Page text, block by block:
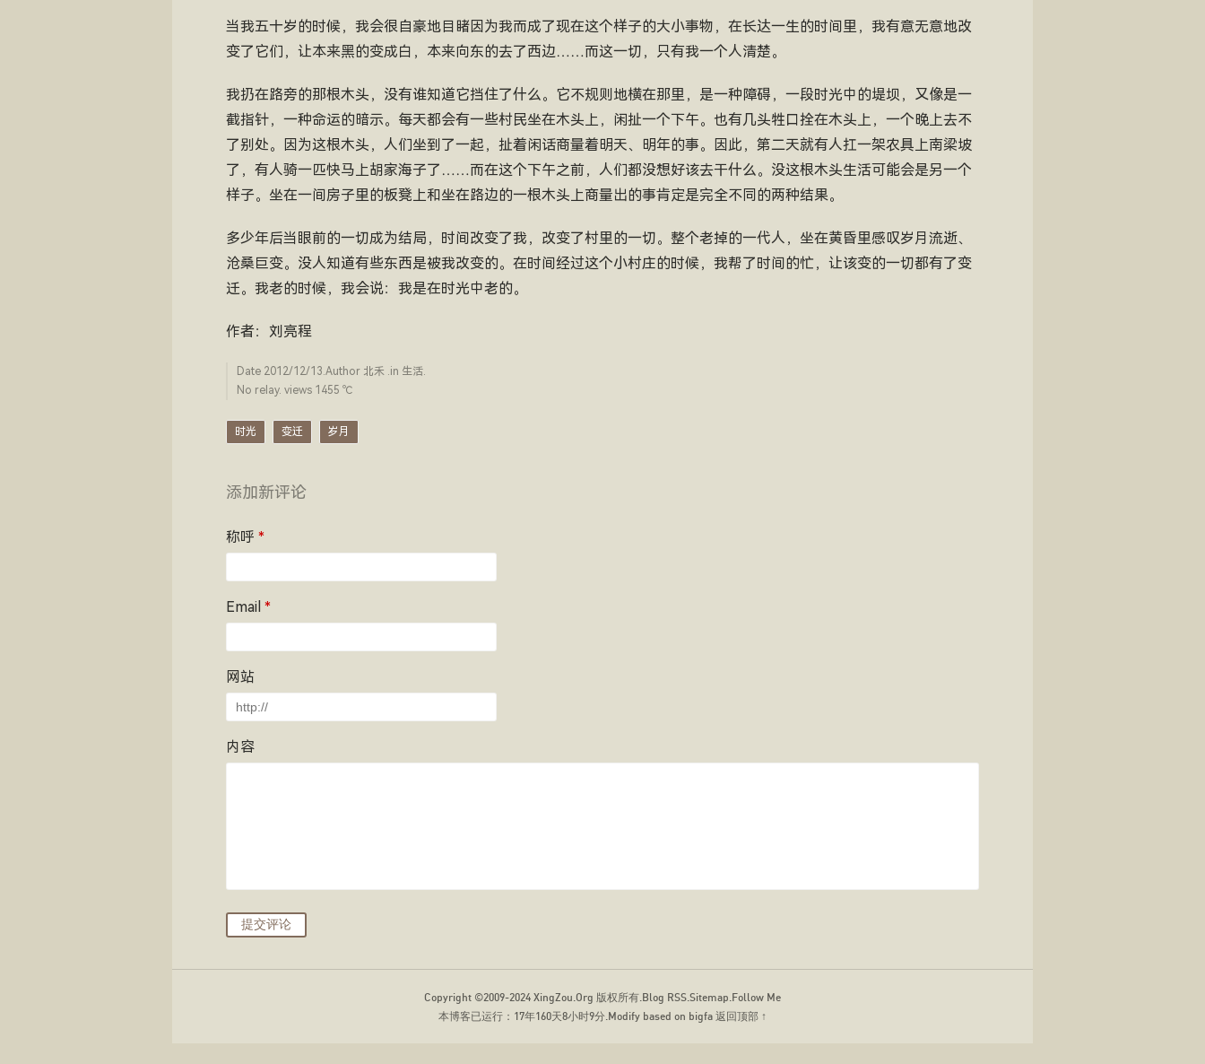
当我五十岁的时候，我会很自豪地目睹因为我而成了现在这个样子的大小事物，在长达一生的时间里，我有意无意地改
变了它们，让本来黑的变成白，本来向东的去了西边……而这一切，只有我一个人清楚。
我扔在路旁的那根木头，没有谁知道它挡住了什么。它不规则地横在那里，是一种障碍，一段时光中的堤坝，又像是一
截指针，一种命运的暗示。每天都会有一些村民坐在木头上，闲扯一个下午。也有几头牲口拴在木头上，一个晚上去不
了别处。因为这根木头，人们坐到了一起，扯着闲话商量着明天、明年的事。因此，第二天就有人扛一架农具上南梁坡
了，有人骑一匹快马上胡家海子了……而在这个下午之前，人们都没想好该去干什么。没这根木头生活可能会是另一个
样子。坐在一间房子里的板凳上和坐在路边的一根木头上商量出的事肯定是完全不同的两种结果。
多少年后当眼前的一切成为结局，时间改变了我，改变了村里的一切。整个老掉的一代人，坐在黄昏里感叹岁月流逝、
沧桑巨变。没人知道有些东西是被我改变的。在时间经过这个小村庄的时候，我帮了时间的忙，让该变的一切都有了变
迁。我老的时候，我会说：我是在时光中老的。
作者：刘亮程
Date 2012/12/13.Author 北禾 .in 生活.
No relay. views 1455 ­℃
时光 变迁 岁月
添加新评论
称呼 *
Email *
网站
内容
提交评论
Copyright ©2009-2024 XingZou.Org 版权所有.Blog RSS.Sitemap.Follow Me
本博客已运行： 17年160天8小时9分.Modify based on bigfa 返回顶部 ↑